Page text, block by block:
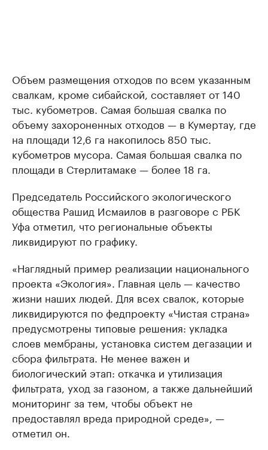
Объем размещения отходов по всем указанным
свалкам, кроме сибайской, составляет от 140
тыс. кубометров. Самая большая свалка по
объему захороненных отходов — в Кумертау, где
на площади 12,6 га накопилось 850 тыс.
кубометров мусора. Самая большая свалка по
площади в Стерлитамаке — более 18 га.
Председатель Российского экологического
общества Рашид Исмаилов в разговоре с РБК
Уфа отметил, что региональные объекты
ликвидируют по графику.
«Наглядный пример реализации национального
проекта «Экология». Главная цель — качество
жизни наших людей. Для всех свалок, которые
ликвидируются по федпроекту «Чистая страна»
предусмотрены типовые решения: укладка
слоев мембраны, установка систем дегазации и
сбора фильтрата. Не менее важен и
биологический этап: откачка и утилизация
фильтрата, уход за газоном, а также дальнейший
мониторинг за тем, чтобы объект не
предоставлял вреда природной среде», —
отметил он.